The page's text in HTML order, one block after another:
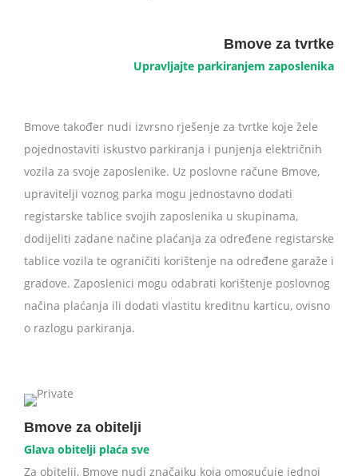
Bmove za tvrtke
Upravljajte parkiranjem zaposlenika
Bmove također nudi izvrsno rješenje za tvrtke koje žele
pojednostaviti iskustvo parkiranja i punjenja električnih
vozila za svoje zaposlenike. Uz poslovne račune Bmove,
upravitelji voznog parka mogu jednostavno dodati
registarske tablice svojih zaposlenika u skupinama,
dodijeliti zadane načine plaćanja za određene registarske
tablice vozila te ograničiti korištenje na određene garaže i
gradove. Zaposlenici mogu odabrati korištenje poslovnog
načina plaćanja ili dodati vlastitu kreditnu karticu, ovisno
o razlogu parkiranja.
Bmove za obitelji
Glava obitelji plaća sve
Za obitelji, Bmove nudi značajku koja omogućuje jednoj